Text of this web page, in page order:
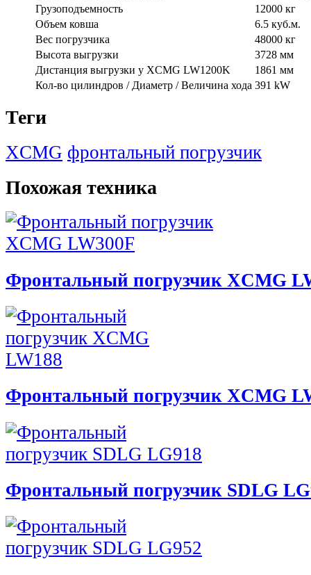
Грузоподъемность
12000 кг
Объем ковша
6.5 куб.м.
Вес погрузчика
48000 кг
Высота выгрузки
3728 мм
Дистанция выгрузки у XCMG LW1200K
1861 мм
Кол-во цилиндров / Диаметр / Величина хода 391 kW
Теги
XCMG фронтальный погрузчик
Похожая техника
Фронтальный погрузчик XCMG
Фронтальный погрузчик XCMG
Фронтальный погрузчик SDLG